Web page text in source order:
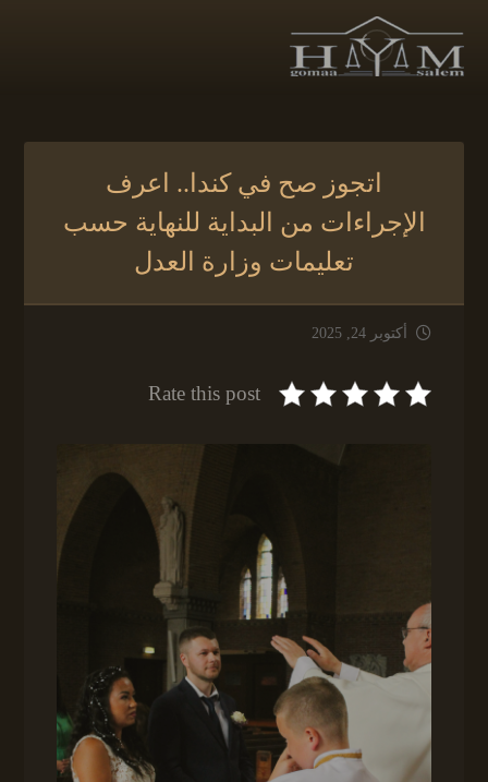
اتجوز صح في كندا.. اعرف
الإجراءات من البداية للنهاية حسب
تعليمات وزارة العدل
أكتوبر 24, 2025
Rate this post